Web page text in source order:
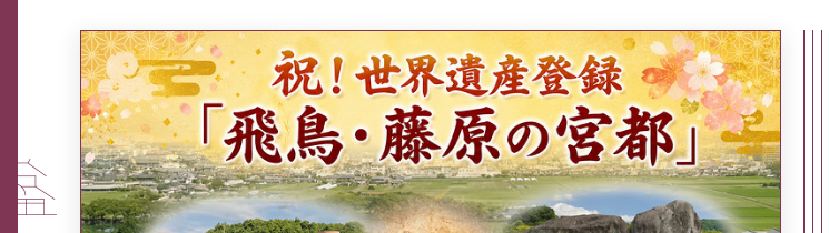
中東情勢や原油価格上昇の影響
を受ける中小企業向け相談窓口
について
県広報誌「県民だより奈良
2026年8月号